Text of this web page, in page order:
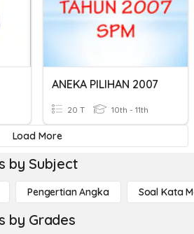
ANEKA PILIHAN 2007
20 T 10th - 11th
Load More
by Subject
Pengertian Angka Soal Kata
by Grades